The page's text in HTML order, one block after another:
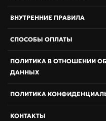
ВНУТРЕННИЕ ПРАВИЛА
СПОСОБЫ ОПЛАТЫ
ПОЛИТИКА В ОТНОШЕНИИ
ДАННЫХ
ПОЛИТИКА
КОНТАКТЫ